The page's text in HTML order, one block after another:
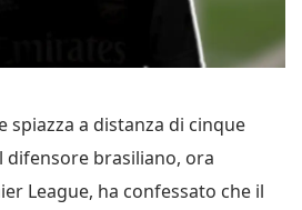
spiazza a distanza di cinque
brasiliano, ora
League, ha confessato che il